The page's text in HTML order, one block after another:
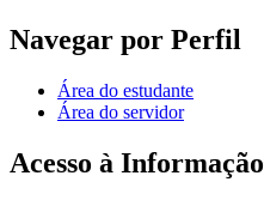
Navegar por Perfil
Área do estudante
Área do servidor
Acesso à Informação